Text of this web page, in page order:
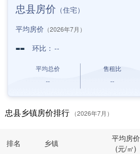
忠县房价 （住宅）
平均房价 （2026年7月）
-- 环比： --
平均总价
--
售租比
--
忠县乡镇房价排行 （2026年7月）
排名 乡镇
平均房价
(元/㎡)